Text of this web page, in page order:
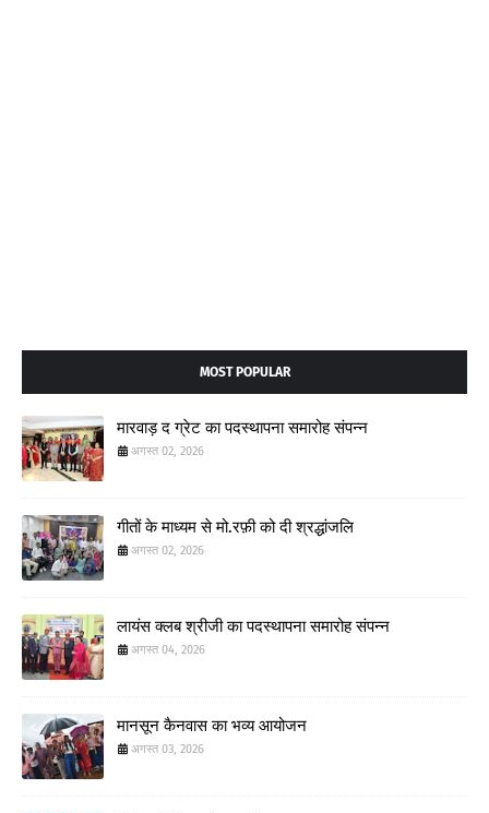
MOST POPULAR
मारवाड़ द ग्रेट का पदस्थापना समारोह संपन्न
अगस्त 02, 2026
गीतों के माध्यम से मो.रफ़ी को दी श्रद्धांजलि
अगस्त 02, 2026
लायंस क्लब श्रीजी का पदस्थापना समारोह संपन्न
अगस्त 04, 2026
मानसून कैनवास का भव्य आयोजन
अगस्त 03, 2026